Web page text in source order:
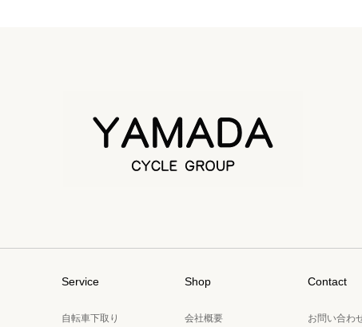
Service
自転車下取り
Shop
会社概要
Contact
お問い合わ